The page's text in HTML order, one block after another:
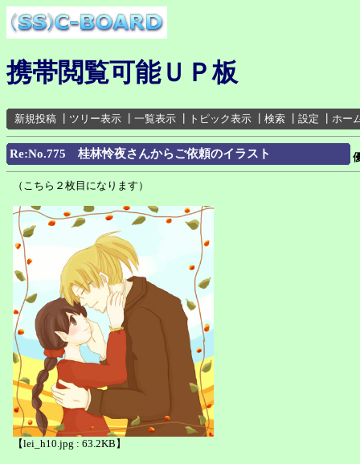
携帯閲覧可能ＵＰ板
新規投稿 ツリー表示 一覧表示 トピック表示 検索 設定 ホー
Re:No.775 桂林怜夜さんからご依頼のイラスト
（こちら２枚目になります）
【lei_h10.jpg : 63.2KB】